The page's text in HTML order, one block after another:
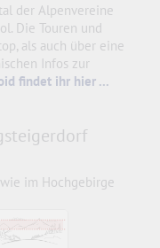
der Alpenvereine
Die Touren und
als auch über eine
Infos zur
findet ihr hier ...
im Hochgebirge